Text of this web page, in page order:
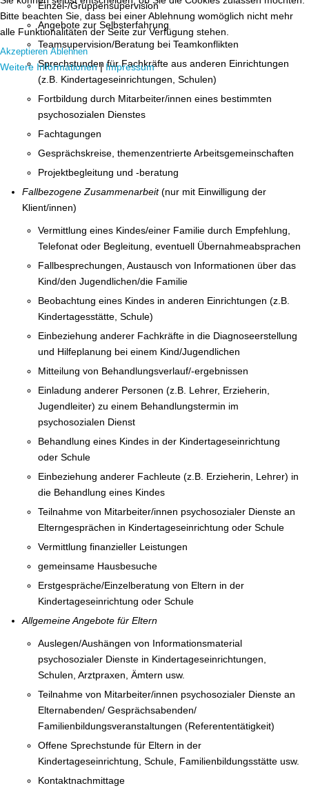
Einzel-/Gruppensupervision
Angebote zur Selbsterfahrung
Teamsupervision/Beratung bei Teamkonflikten
Sprechstunden für Fachkräfte aus anderen Einrichtungen
(z.B. Kindertageseinrichtungen, Schulen)
Fortbildung durch Mitarbeiter/innen eines bestimmten
psychosozialen Dienstes
Fachtagungen
Gesprächskreise, themenzentrierte Arbeitsgemeinschaften
Projektbegleitung und -beratung
Fallbezogene Zusammenarbeit(nur mit Einwilligung der
Klient/innen)
Vermittlung eines Kindes/einer Familie durch Empfehlung,
Telefonat oder Begleitung, eventuell Übernahmeabsprachen
Fallbesprechungen, Austausch von Informationen über das
Kind/den Jugendlichen/die Familie
Beobachtung eines Kindes in anderen Einrichtungen (z.B.
Kindertagesstätte, Schule)
Einbeziehung anderer Fachkräfte in die Diagnoseerstellung
und Hilfeplanung bei einem Kind/Jugendlichen
Mitteilung von Behandlungsverlauf/-ergebnissen
Einladung anderer Personen (z.B. Lehrer, Erzieherin,
Jugendleiter) zu einem Behandlungstermin im
psychosozialen Dienst
Behandlung eines Kindes in der Kindertageseinrichtung
oder Schule
Einbeziehung anderer Fachleute (z.B. Erzieherin, Lehrer) in
die Behandlung eines Kindes
Teilnahme von Mitarbeiter/innen psychosozialer Dienste an
Elterngesprächen in Kindertageseinrichtung oder Schule
Vermittlung finanzieller Leistungen
gemeinsame Hausbesuche
Erstgespräche/Einzelberatung von Eltern in der
Kindertageseinrichtung oder Schule
Allgemeine Angebote für Eltern
Auslegen/Aushängen von Informationsmaterial
psychosozialer Dienste in Kindertageseinrichtungen,
Schulen, Arztpraxen, Ämtern usw.
Teilnahme von Mitarbeiter/innen psychosozialer Dienste an
Elternabenden/ Gesprächsabenden/
Familienbildungsveranstaltungen (Referententätigkeit)
Offene Sprechstunde für Eltern in der
Kindertageseinrichtung, Schule, Familienbildungsstätte usw.
Kontaktnachmittage
Bitte beachten Sie, dass bei einer Ablehnung womöglich nicht mehr
alle Funktionalitäten der Seite zur Verfügung stehen.
Akzeptieren Ablehnen
Weitere Informationen| Impressum